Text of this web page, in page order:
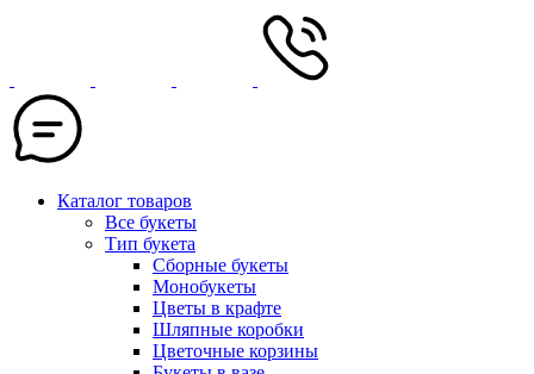
Каталог товаров
Все букеты
Тип букета
Сборные букеты
Монобукеты
Цветы в крафте
Шляпные коробки
Цветочные корзины